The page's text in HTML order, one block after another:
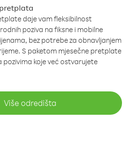
daje vam fleksibilnost
poziva na fiksne i mobilne
bez potrebe za obnavljanjem
S paketom mjesečne pretplate
pozivima koje već ostvarujete
Više odredišta